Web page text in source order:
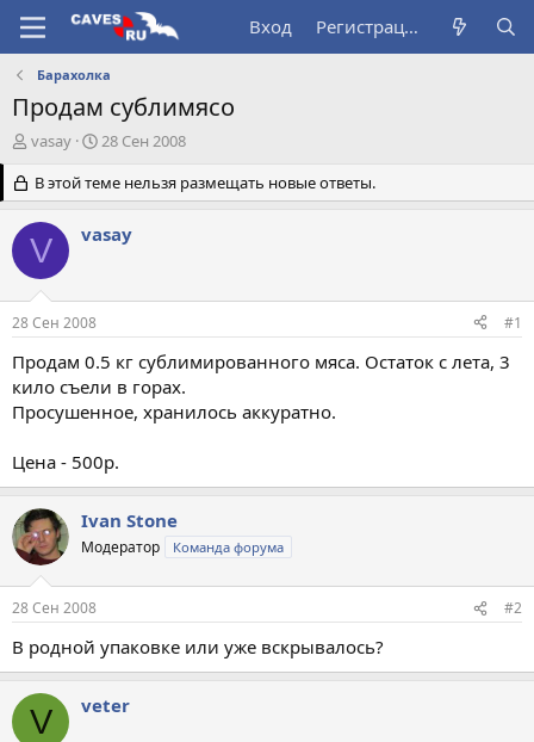
Вход Регистрация
Барахолка
Продам сублимясо
А
т
о
р
т
м
vasay
Д
т
а
а
а
28 Сен 2008
В этой теме нельзя размещать новые ответы.
V vasay
28 Сен 2008 #1
Продам 0.5 кг сублимированного мяса. Остаток с лета, 3
кило съели в горах.
Просушенное, хранилось аккуратно.
Цена - 500р.
Ivan Stone
Модератор Команда форума
28 Сен 2008 #2
В родной упаковке или уже вскрывалось?
V veter